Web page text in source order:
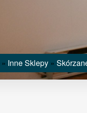
» Inne Sklepy »